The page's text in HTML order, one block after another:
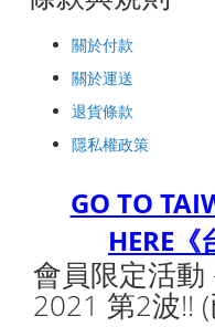
GO TO
HERE《
會員限定活
2021 第2波!!
關於付款
關於運送
退貨條款
隱私權政策